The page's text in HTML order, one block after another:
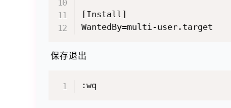
[Install]
保存退出